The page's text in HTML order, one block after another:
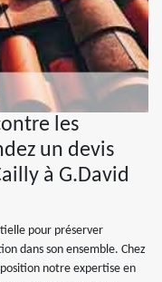
les
un devis
à G.David
pour préserver
dans son ensemble. Chez
notre expertise en